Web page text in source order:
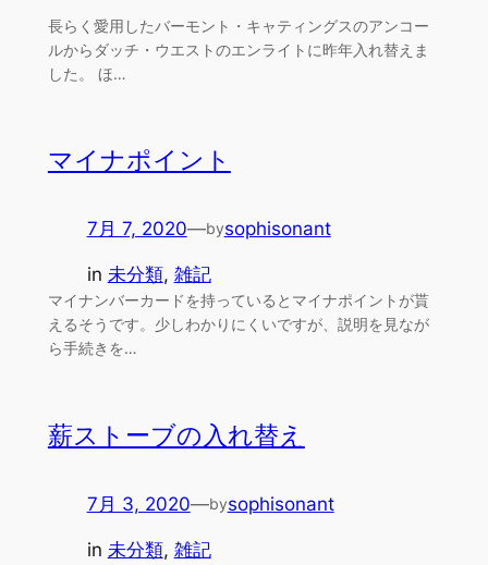
長らく愛用したバーモント・キャティングスのアンコー
ルからダッチ・ウエストのエンライトに昨年入れ替えま
した。 ほ…
マイナポイント
7月 7, 2020—bysophisonant
in 未分類, 雑記
マイナンバーカードを持っているとマイナポイントが貰
えるそうです。少しわかりにくいですが、説明を見なが
ら手続きを…
薪ストーブの入れ替え
7月 3, 2020—bysophisonant
in 未分類, 雑記